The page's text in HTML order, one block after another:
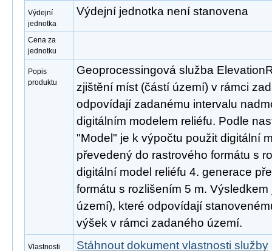
Výdejní
jednotka
Výdejní jednotka není stanovena
Cena za
jednotku
Popis
produktu
Geoprocessingová služba
zjištění míst (částí území) v rámci
odpovídají zadanému intervalu
digitálním modelem reliéfu. Podle
"Model" je k výpočtu použit digitální
převedený do rastrového formátu s
digitální model reliéfu 4. generace
formátu s rozlišením 5 m.
území), které odpovídají
výšek v rámci zadaného území.
Vlastnosti
Stáhnout dokument vlastnosti služby